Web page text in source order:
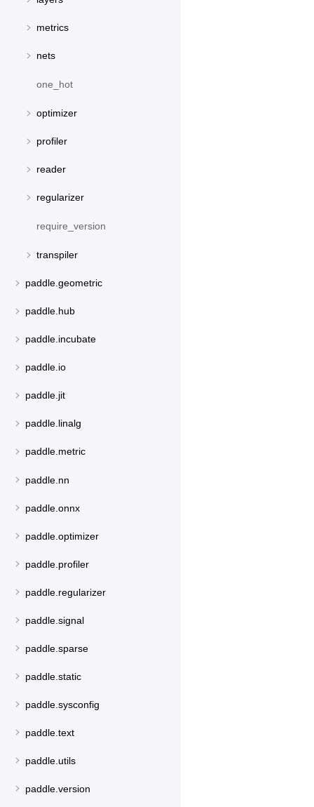
metrics
nets
one_hot
optimizer
profiler
reader
regularizer
require_version
transpiler
paddle.geometric
paddle.hub
paddle.incubate
paddle.io
paddle.jit
paddle.linalg
paddle.metric
paddle.nn
paddle.onnx
paddle.optimizer
paddle.profiler
paddle.regularizer
paddle.signal
paddle.sparse
paddle.static
paddle.sysconfig
paddle.text
paddle.utils
paddle.version